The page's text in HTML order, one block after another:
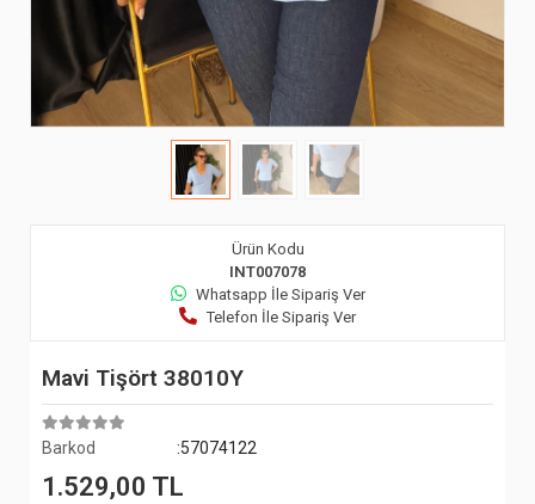
Ürün Kodu
INT007078
Whatsapp İle Sipariş Ver
Telefon İle Sipariş Ver
Mavi Tişört 38010Y
Barkod :57074122
1.529,00 TL